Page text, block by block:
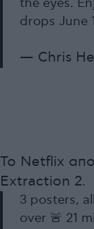
the eyes.
drops June
— Chris
Το Netflix
Extraction 2.
3 posters,
over 🚨 21